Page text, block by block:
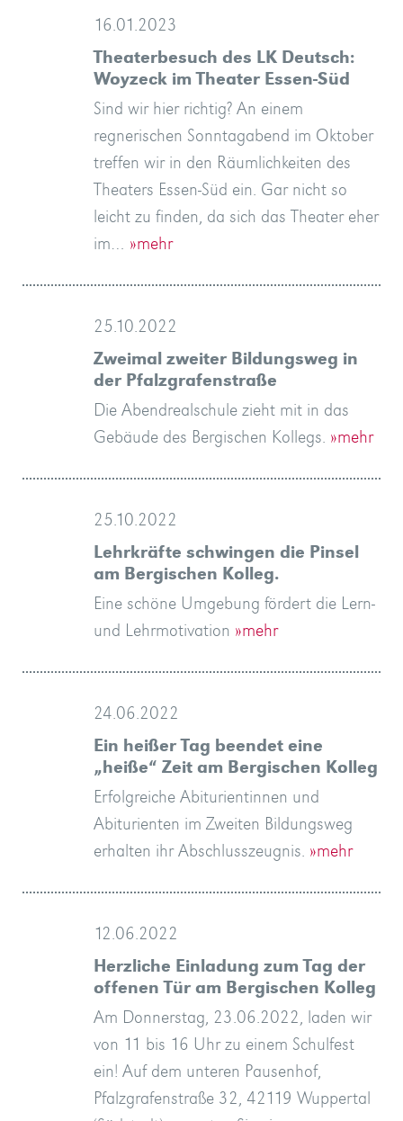
16.01.2023
Theaterbesuch des LK Deutsch:
Woyzeck im Theater Essen-Süd
Sind wir hier richtig? An einem
regnerischen Sonntagabend im Oktober
treffen wir in den Räumlichkeiten des
Theaters Essen-Süd ein. Gar nicht so
leicht zu finden, da sich das Theater eher
im… »mehr
25.10.2022
Zweimal zweiter Bildungsweg in
der Pfalzgrafenstraße
Die Abendrealschule zieht mit in das
Gebäude des Bergischen Kollegs. »mehr
25.10.2022
Lehrkräfte schwingen die Pinsel
am Bergischen Kolleg.
Eine schöne Umgebung fördert die Lern-
und Lehrmotivation »mehr
24.06.2022
Ein heißer Tag beendet eine
„heiße“ Zeit am Bergischen Kolleg
Erfolgreiche Abiturientinnen und
Abiturienten im Zweiten Bildungsweg
erhalten ihr Abschlusszeugnis. »mehr
12.06.2022
Herzliche Einladung zum Tag der
offenen Tür am Bergischen Kolleg
Am Donnerstag, 23.06.2022, laden wir
von 11 bis 16 Uhr zu einem Schulfest
ein! Auf dem unteren Pausenhof,
Pfalzgrafenstraße 32, 42119 Wuppertal